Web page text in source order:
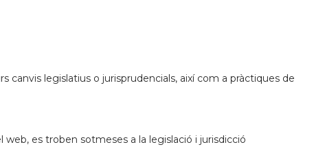
legislatius o jurisprudencials, així com a pràctiques de
es troben sotmeses a la legislació i jurisdicció